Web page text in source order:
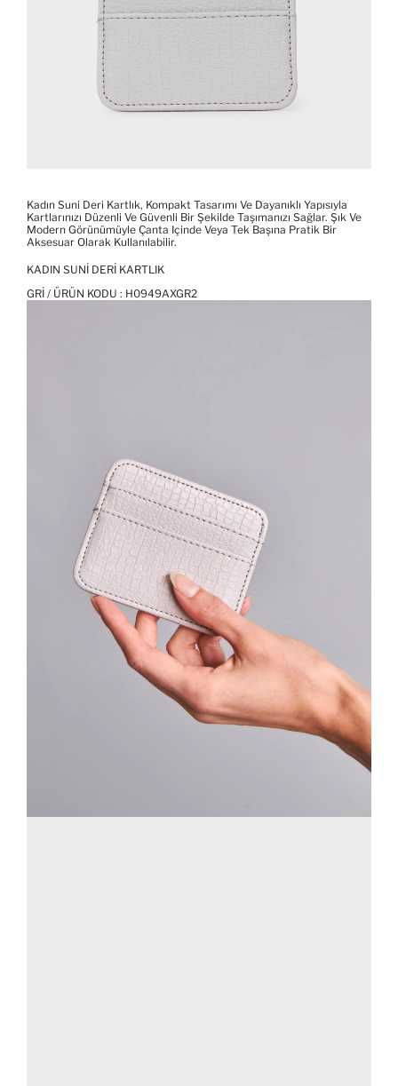
Kadın Suni Deri Kartlık, Kompakt Tasarımı Ve Dayanıklı Yapısıyla
Kartlarınızı Düzenli Ve Güvenli Bir Şekilde Taşımanızı Sağlar. Şık Ve
Modern Görünümüyle Çanta Içinde Veya Tek Başına Pratik Bir
Aksesuar Olarak Kullanılabilir.
KADIN SUNI DERI KARTLIK
GRI / ÜRÜN KODU : H0949AXGR2